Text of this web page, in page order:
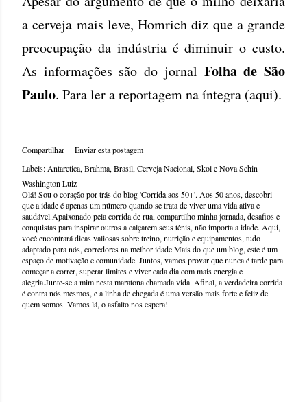
a cerveja mais leve, Homrich diz que a grande
preocupação da indústria é diminuir o custo.
As informações são do jornal Folha de São
Paulo. Para ler a reportagem na íntegra (aqui).
Compartilhar
Enviar esta postagem
Labels:Antarctica Brahma Brasil Cerveja Nacional Skol e Nova Schin
Washington Luiz
Olá! Sou o coração por trás do blog 'Corrida aos 50+'. Aos 50 anos, descobri
que a idade é apenas um número quando se trata de viver uma vida ativa e
saudável.Apaixonado pela corrida de rua, compartilho minha jornada, desafios e
conquistas para inspirar outros a calçarem seus tênis, não importa a idade. Aqui,
você encontrará dicas valiosas sobre treino, nutrição e equipamentos, tudo
adaptado para nós, corredores na melhor idade.Mais do que um blog, este é um
espaço de motivação e comunidade. Juntos, vamos provar que nunca é tarde para
começar a correr, superar limites e viver cada dia com mais energia e
alegria.Junte-se a mim nesta maratona chamada vida. Afinal, a verdadeira corrida
é contra nós mesmos, e a linha de chegada é uma versão mais forte e feliz de
quem somos. Vamos lá, o asfalto nos espera!